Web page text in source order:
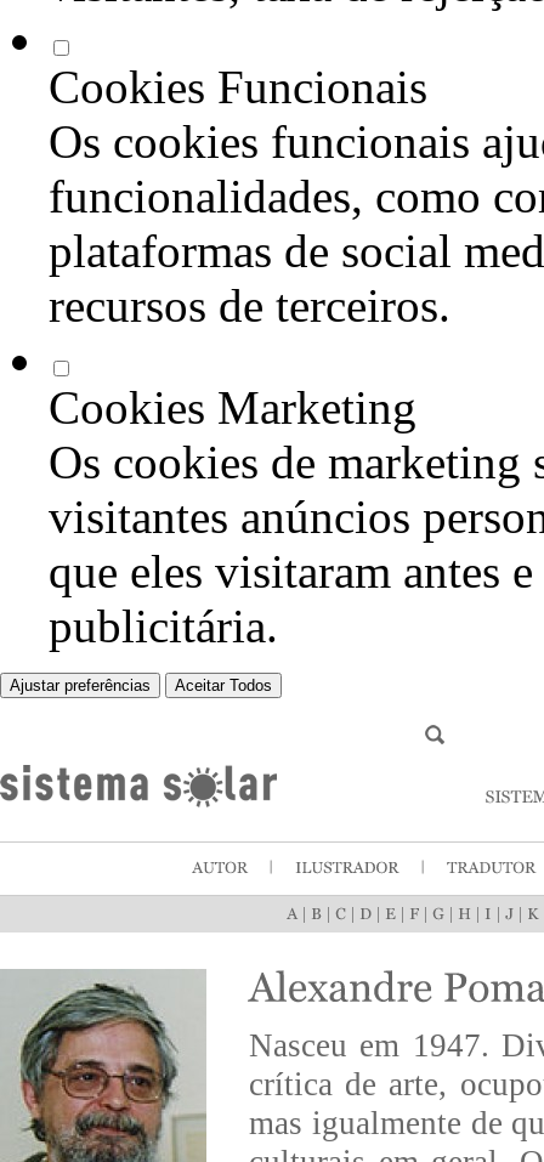
Cookies Funcionais
Os cookies funcionais
funcionalidades, como
plataformas de social
recursos de terceiros.
Cookies Marketing
Os cookies de marketing
visitantes anúncios
que eles visitaram antes
publicitária.
Ajustar preferências Aceitar Todos
Nasceu em 1947.
crítica de arte,
mas igualmente de